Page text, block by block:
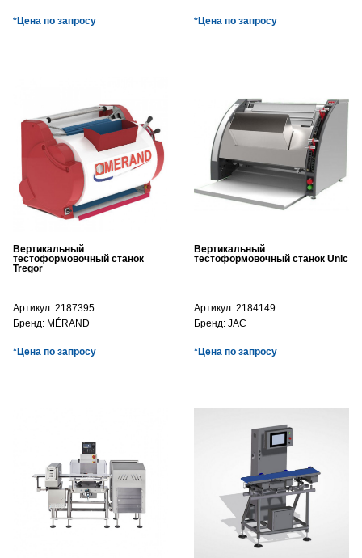
*Цена по запросу *Цена по запросу
Вертикальный
тестоформовочный станок
Tregor
Артикул: 2187395
Бренд: MÉRAND
*Цена по запросу
Вертикальный
тестоформовочный станок Unic
Артикул: 2184149
Бренд: JAC
*Цена по запросу